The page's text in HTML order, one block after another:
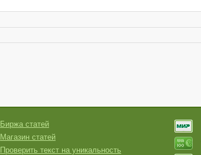
Биржа статей
Магазин статей
Проверить текст на уникальность